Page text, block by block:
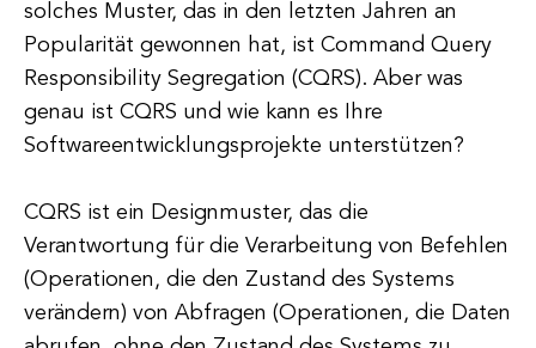
solches Muster, das in den letzten Jahren an
Popularität gewonnen hat, ist Command Query
Responsibility Segregation (CQRS). Aber was
genau ist CQRS und wie kann es Ihre
Softwareentwicklungsprojekte unterstützen?
CQRS ist ein Designmuster, das die
Verantwortung für die Verarbeitung von Befehlen
(Operationen, die den Zustand des Systems
verändern) von Abfragen (Operationen, die Daten